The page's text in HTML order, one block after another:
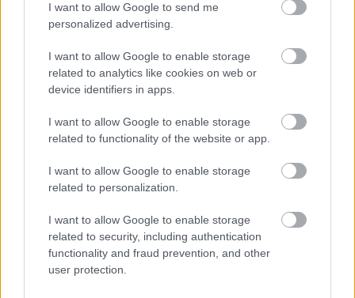
I want to allow Google to send me
personalized advertising.
I want to allow Google to enable storage
related to analytics like cookies on web or
device identifiers in apps.
I want to allow Google to enable storage
related to functionality of the website or app.
I want to allow Google to enable storage
related to personalization.
I want to allow Google to enable storage
related to security, including authentication
functionality and fraud prevention, and other
user protection.